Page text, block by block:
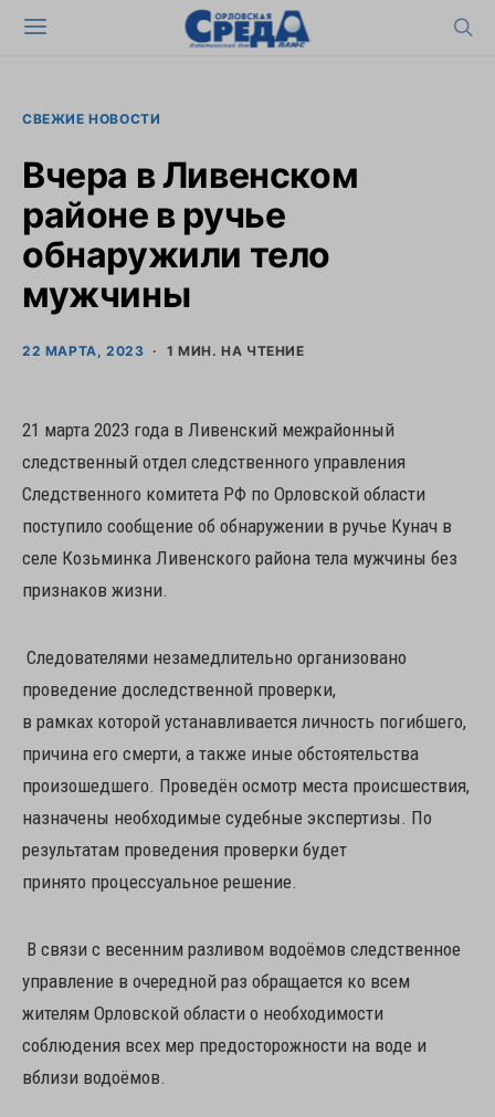
СВЕЖИЕ НОВОСТИ
Вчера в Ливенском
районе в ручье
обнаружили тело
мужчины
22 МАРТА, 2023 1 МИН. НА ЧТЕНИЕ
21 марта 2023 года в Ливенский межрайонный
следственный отдел следственного управления
Следственного комитета РФ по Орловской области
поступило сообщение об обнаружении в ручье Кунач в
селе Козьминка Ливенского района тела мужчины без
признаков жизни.
Следователями незамедлительно организовано
проведение доследственной проверки,
в рамках которой устанавливается личность погибшего,
причина его смерти, а также иные обстоятельства
произошедшего. Проведён осмотр места происшествия,
назначены необходимые судебные экспертизы. По
результатам проведения проверки будет
принято процессуальное решение.
В связи с весенним разливом водоёмов следственное
управление в очередной раз обращается ко всем
жителям Орловской области о необходимости
соблюдения всех мер предосторожности на воде и
вблизи водоёмов.